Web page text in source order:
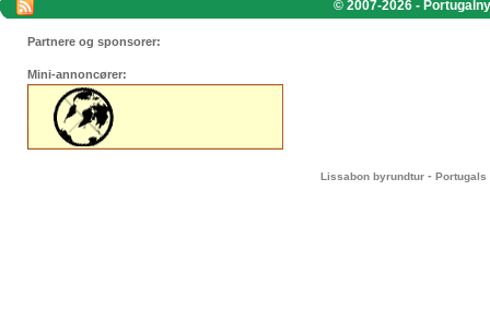
© 2007-2026 -
Partnere og sponsorer:
Mini-annoncører:
Lissabon byrundtur - Portugals